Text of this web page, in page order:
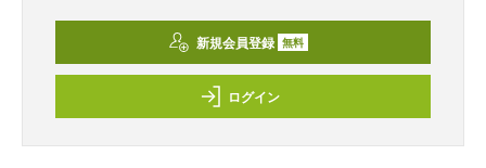
新規会員登録 無料
ログイン